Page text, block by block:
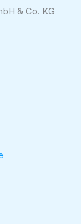
& Co. KG